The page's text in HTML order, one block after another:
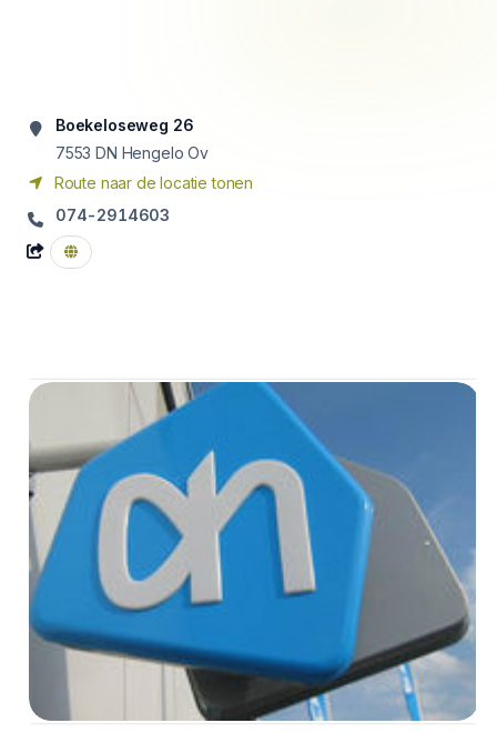
Boekeloseweg 26
7553 DN Hengelo Ov
Route naar de locatie tonen
074-2914603